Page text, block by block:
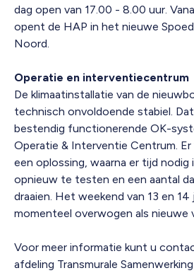
dag open van 17.00 - 8.00 uur.
opent de HAP in het nieuwe
Noord.
Operatie en interventiecentrum
De klimaatinstallatie van de
technisch onvoldoende stabiel.
bestendig functionerende OK-
Operatie & Interventie Centrum.
een oplossing, waarna er tijd nodig
opnieuw te testen en een aantal
draaien. Het weekend van 13 en
momenteel overwogen als nieuwe
Voor meer informatie kunt u
afdeling Transmurale